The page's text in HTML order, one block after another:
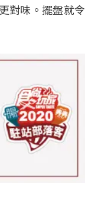
對味。擺盤就令